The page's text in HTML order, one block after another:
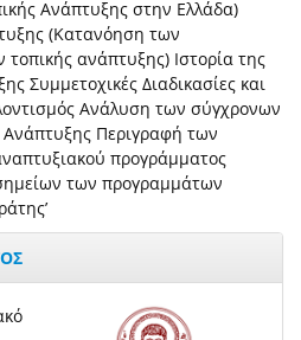
Ανάπτυξης στην Ελλάδα)
(Κατανόηση των
ανάπτυξης) Ιστορία της
Συμμετοχικές Διαδικασίες και
Ανάλυση των σύγχρονων
Περιγραφή των
προγράμματος
των προγραμμάτων